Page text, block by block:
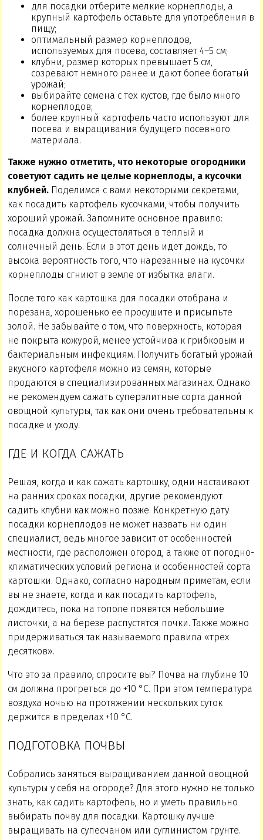
для посадки отберите мелкие корнеплоды, а
крупный картофель оставьте для употребления в
пищу;
оптимальный размер корнеплодов,
используемых для посева, составляет 4–5 см;
клубни, размер которых превышает 5 см,
созревают немного ранее и дают более богатый
урожай;
выбирайте семена с тех кустов, где было много
корнеплодов;
более крупный картофель часто используют для
посева и выращивания будущего посевного
материала.
Также нужно отметить, что некоторые огородники
советуют садить не целые корнеплоды, а кусочки
клубней. Поделимся с вами некоторыми секретами,
как посадить картофель кусочками, чтобы получить
хороший урожай. Запомните основное правило:
посадка должна осуществляться в теплый и
солнечный день. Если в этот день идет дождь, то
высока вероятность того, что нарезанные на кусочки
корнеплоды сгниют в земле от избытка влаги.
После того как картошка для посадки отобрана и
порезана, хорошенько ее просушите и присыпьте
золой. Не забывайте о том, что поверхность, которая
не покрыта кожурой, менее устойчива к грибковым и
бактериальным инфекциям. Получить богатый урожай
вкусного картофеля можно из семян, которые
продаются в специализированных магазинах. Однако
не рекомендуем сажать суперэлитные сорта данной
овощной культуры, так как они очень требовательны к
посадке и уходу.
ГДЕ И КОГДА САЖАТЬ
Решая, когда и как сажать картошку, одни настаивают
на ранних сроках посадки, другие рекомендуют
садить клубни как можно позже. Конкретную дату
посадки корнеплодов не может назвать ни один
специалист, ведь многое зависит от особенностей
местности, где расположен огород, а также от погодно-
климатических условий региона и особенностей сорта
картошки. Однако, согласно народным приметам, если
вы не знаете, когда и как посадить картофель,
дождитесь, пока на тополе появятся небольшие
листочки, а на березе распустятся почки. Также можно
придерживаться так называемого правила «трех
десятков».
Что это за правило, спросите вы? Почва на глубине 10
см должна прогреться до +10 °C. При этом температура
воздуха ночью на протяжении нескольких суток
держится в пределах +10 °C.
ПОДГОТОВКА ПОЧВЫ
Собрались заняться выращиванием данной овощной
культуры у себя на огороде? Для этого нужно не только
знать, как садить картофель, но и уметь правильно
выбирать почву для посадки. Картошку лучше
выращивать на супесчаном или суглинистом грунте.